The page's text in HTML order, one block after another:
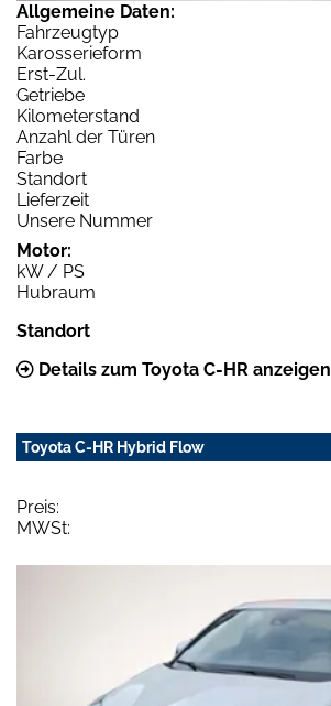
Allgemeine Daten:
Fahrzeugtyp
Karosserieform
Erst-Zul.
Getriebe
Kilometerstand
Anzahl der Türen
Farbe
Standort
Lieferzeit
Unsere Nummer
Motor:
kW / PS
Hubraum
Standort
Details zum Toyota C-HR anzeigen
Toyota C-HR Hybrid Flow
Preis:
MWSt: